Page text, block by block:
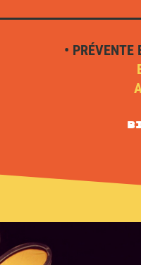
• PRÉVENTE